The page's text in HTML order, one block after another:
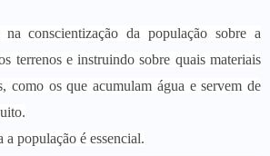
conscientização da população sobre a
terrenos e instruindo sobre quais materiais
como os que acumulam água e servem de
a população é essencial.